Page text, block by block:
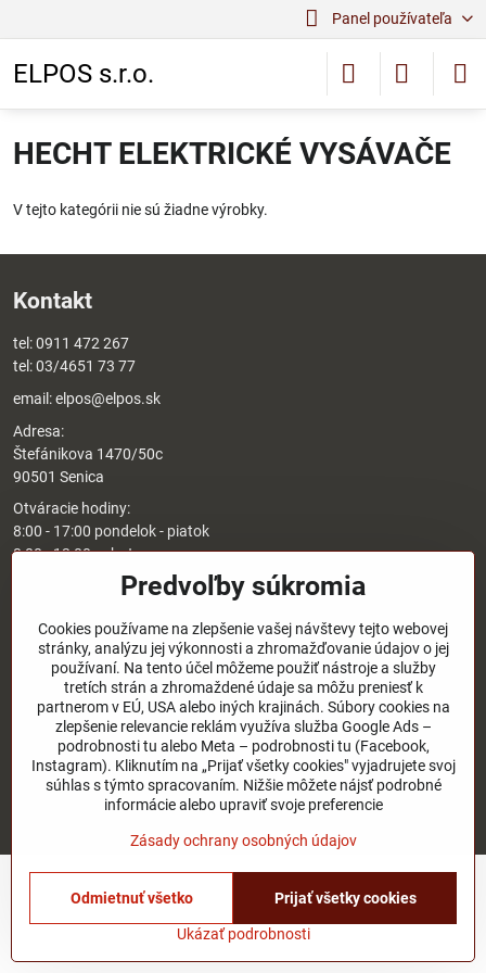
Panel používateľa
ELPOS s.r.o.
HECHT ELEKTRICKÉ VYSÁVAČE
V tejto kategórii nie sú žiadne výrobky.
Kontakt
tel:0911 472 267
tel:03/4651 73 77
email:elpos@elpos.sk
Adresa:
Štefánikova 1470/50c
90501 Senica
Otváracie hodiny:
8:00 - 17:00 pondelok - piatok
8:00 - 12:00 sobota
Nedeľa - zatvorené
O nás
Užitočné odkazy
© 2026Copyright
Predvoľby súkromiaZásady ochrany osobných údajov
Stav objednávky
Predvoľby súkromia
Cookies používame na zlepšenie vašej návštevy tejto webovej
stránky, analýzu jej výkonnosti a zhromažďovanie údajov o jej
používaní. Na tento účel môžeme použiť nástroje a služby
tretích strán a zhromaždené údaje sa môžu preniesť k
partnerom v EÚ, USA alebo iných krajinách. Súbory cookies na
zlepšenie relevancie reklám využíva služba Google Ads –
podrobnosti tu alebo Meta – podrobnosti tu (Facebook,
Instagram). Kliknutím na „Prijať všetky cookies" vyjadrujete svoj
súhlas s týmto spracovaním. Nižšie môžete nájsť podrobné
informácie alebo upraviť svoje preferencie
Zásady ochrany osobných údajov
Ukázať podrobnosti
Prijať všetky cookies
Odmietnuť všetko